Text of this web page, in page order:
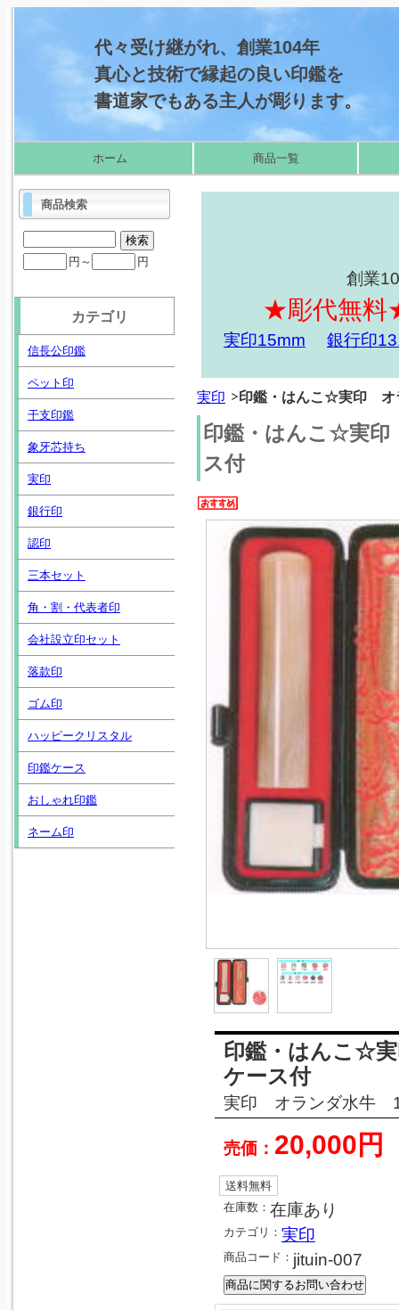
代々受け継がれ、創業104年
真心と技術で縁起の良い印鑑を
書道家でもある主人が彫ります。
ホーム 商品一覧
創業
★彫代無料
実印15mm 銀行印
実印 印鑑・はんこ☆実印 オ
印鑑・はんこ☆実
ス付
印鑑・はんこ☆
ケース付
実印 オランダ水牛
売価： 20,000円
送料無料
在庫数： 在庫あり
カテゴリ： 実印
商品コード： jituin-007
商品検索
円～ 円
カテゴリ
信長公印鑑
ペット印
干支印鑑
象牙芯持ち
実印
銀行印
認印
三本セット
角・割・代表者印
会社設立印セット
落款印
ゴム印
ハッピークリスタル
印鑑ケース
おしゃれ印鑑
ネーム印